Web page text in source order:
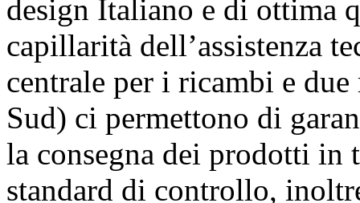
design Italiano e di ottima
capillarità dell’assistenza
centrale per i ricambi e
Sud) ci permettono di
la consegna dei prodotti
standard di controllo,